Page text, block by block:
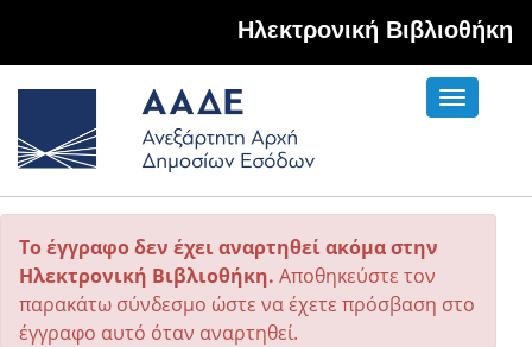
Hλεκτρονική Βιβλιοθήκη
Toggle
Το έγγραφο δεν έχει αναρτηθεί ακόμα στην
Ηλεκτρονική Βιβλιοθήκη. Αποθηκεύστε τον
παρακάτω σύνδεσμο ώστε να έχετε πρόσβαση στο
έγγραφο αυτό όταν αναρτηθεί.